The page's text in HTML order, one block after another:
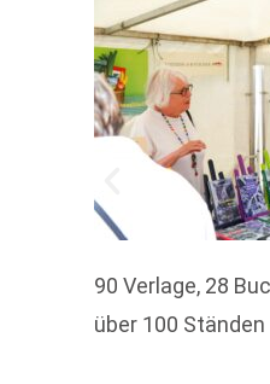
90 Verlage, 28
über 100